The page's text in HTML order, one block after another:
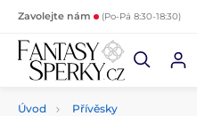
Zavolejte nám (Po-Pá 8:30-18:30)
Úvod Přívěsky